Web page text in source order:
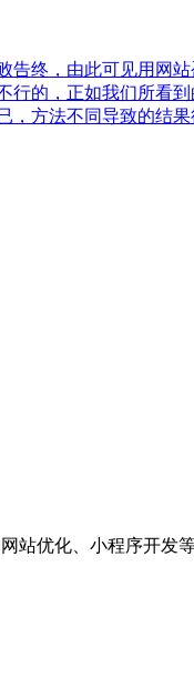
终，由此可见用网
的，正如我们所看
方法不同导致的结
优化、小程序开发